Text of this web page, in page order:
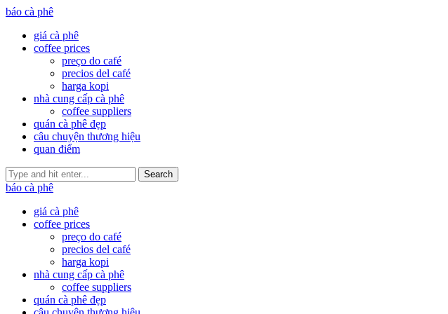
báo cà phê
giá cà phê
coffee prices
preço do café
precios del café
harga kopi
nhà cung cấp cà phê
coffee suppliers
quán cà phê đẹp
câu chuyện thương hiệu
quan điểm
Search
báo cà phê
giá cà phê
coffee prices
preço do café
precios del café
harga kopi
nhà cung cấp cà phê
coffee suppliers
quán cà phê đẹp